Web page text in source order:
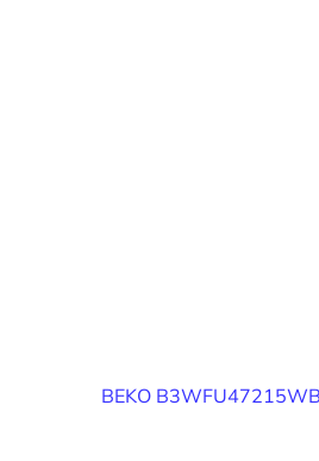
BEKO